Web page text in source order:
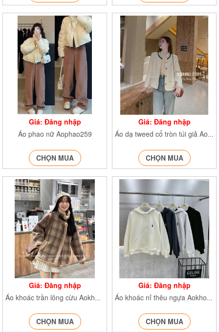
Giá: Đăng nhập
Áo phao nữ Aophao259
CHỌN MUA
Giá: Đăng nhập
Áo dạ tweed cổ tròn túi giả Aodatweed245
CHỌN MUA
Giá: Đăng nhập
Áo khoác trần lông cừu Aokhoac2877
CHỌN MUA
Giá: Đăng nhập
Áo khoác nỉ thêu ngựa Aokhoac1089
CHỌN MUA